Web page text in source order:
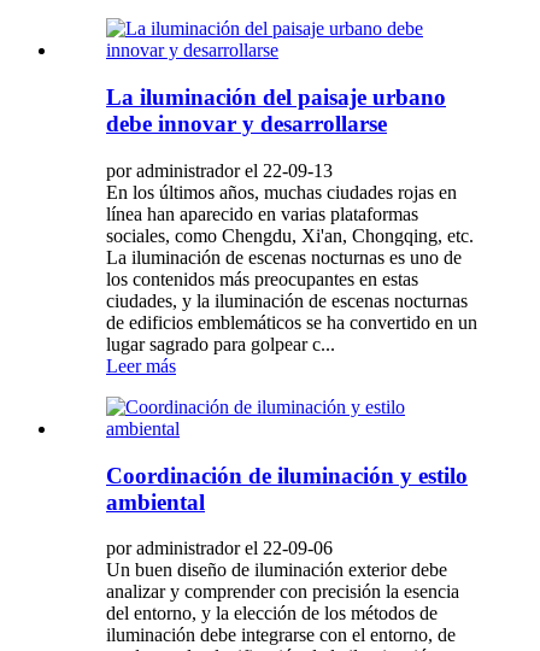
La iluminación del paisaje urbano
debe innovar y desarrollarse
por administrador el 22-09-13
En los últimos años, muchas ciudades rojas en
línea han aparecido en varias plataformas
sociales, como Chengdu, Xi'an, Chongqing, etc.
La iluminación de escenas nocturnas es uno de
los contenidos más preocupantes en estas
ciudades, y la iluminación de escenas nocturnas
de edificios emblemáticos se ha convertido en un
lugar sagrado para golpear c...
Leer más
Coordinación de iluminación y estilo
ambiental
por administrador el 22-09-06
Un buen diseño de iluminación exterior debe
analizar y comprender con precisión la esencia
del entorno, y la elección de los métodos de
iluminación debe integrarse con el entorno, de